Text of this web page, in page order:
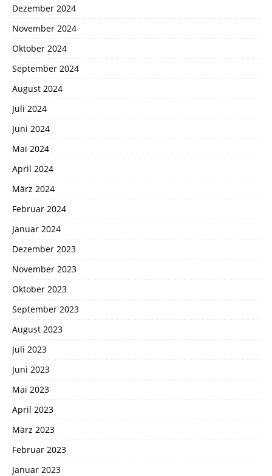
Dezember 2024
November 2024
Oktober 2024
September 2024
August 2024
Juli 2024
Juni 2024
Mai 2024
April 2024
März 2024
Februar 2024
Januar 2024
Dezember 2023
November 2023
Oktober 2023
September 2023
August 2023
Juli 2023
Juni 2023
Mai 2023
April 2023
März 2023
Februar 2023
Januar 2023